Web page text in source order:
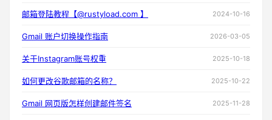
邮箱登陆教程【@rustyload.com 】 2024-10-16
Gmail 账户切换操作指南 2026-03-05
关于Instagram账号权重 2025-10-18
如何更改谷歌邮箱的名称？ 2025-10-22
Gmail 网页版怎样创建邮件签名 2025-11-28